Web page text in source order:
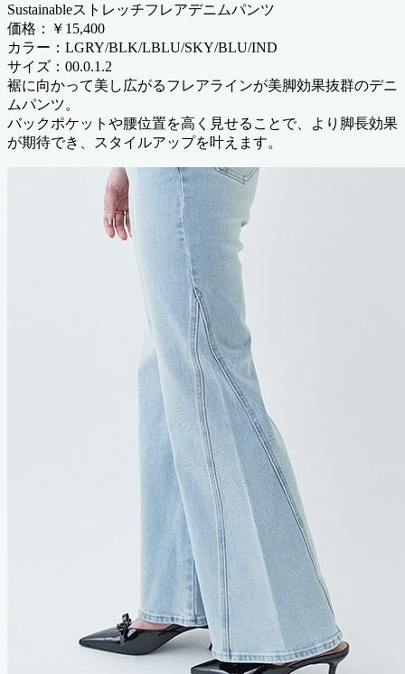
Sustainableストレッチフレアデニムパンツ
価格：￥15,400
カラー：LGRY/BLK/LBLU/SKY/BLU/IND
サイズ：00.0.1.2
裾に向かって美し広がるフレアラインが美脚効果抜群のデニ
ムパンツ。
バックポケットや腰位置を高く見せることで、より脚長効果
が期待でき、スタイルアップを叶えます。